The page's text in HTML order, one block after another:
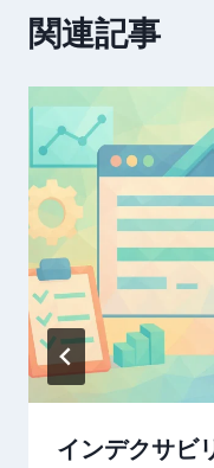
ー
ョ
ン
関連記事
インデクサビ